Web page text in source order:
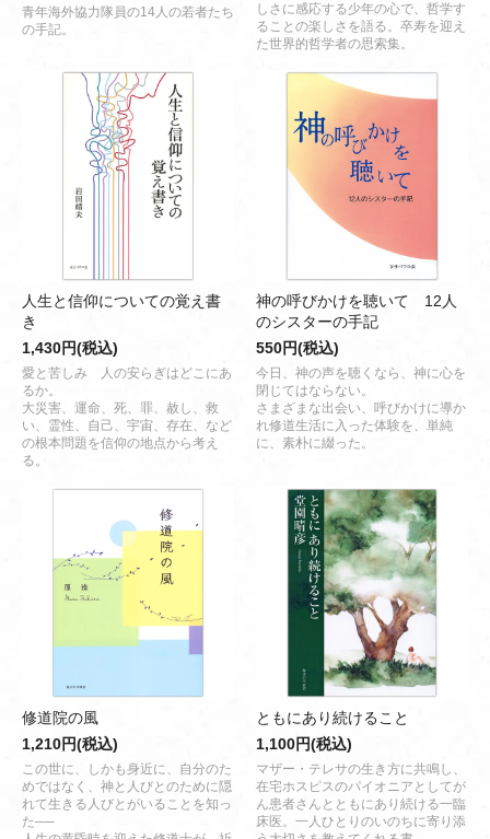
青年海外協力隊員の14人の若者たち
の手記。
しさに感応する少年の心で、哲学す
ることの楽しさを語る。卒寿を迎え
た世界的哲学者の思索集。
人生と信仰についての覚え書
き
1,430円(税込)
愛と苦しみ 人の安らぎはどこにあ
るか。
大災害、運命、死、罪、赦し、救
い、霊性、自己、宇宙、存在、など
の根本問題を信仰の地点から考え
る。
神の呼びかけを聴いて 12人
のシスターの手記
550円(税込)
今日、神の声を聴くなら、神に心を
閉じてはならない。
さまざまな出会い、呼びかけに導か
れ修道生活に入った体験を、単純
に、素朴に綴った。
修道院の風
1,210円(税込)
この世に、しかも身近に、自分のた
めではなく、神と人びとのために隠
れて生きる人びとがいることを知っ
た──
ともにあり続けること
1,100円(税込)
マザー・テレサの生き方に共鳴し、
在宅ホスピスのパイオニアとしてが
ん患者さんとともにあり続ける一臨
床医。一人ひとりのいのちに寄り添